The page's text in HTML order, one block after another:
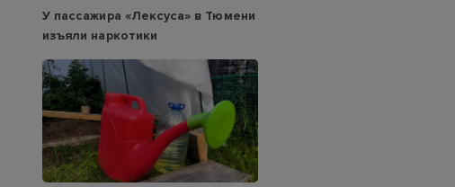
У пассажира «Лексуса» в Тюмени
изъяли наркотики